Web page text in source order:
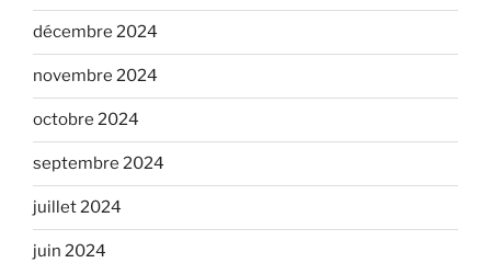
décembre 2024
novembre 2024
octobre 2024
septembre 2024
juillet 2024
juin 2024